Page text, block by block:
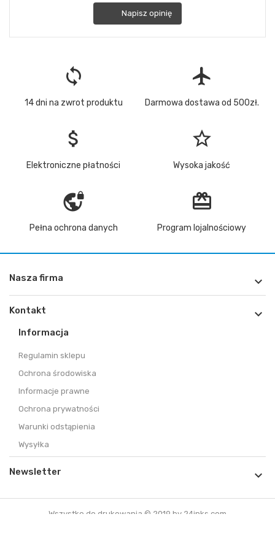
Napisz opinię
loop
14 dni na zwrot produktu
flight
Darmowa dostawa od 500zł.
attach_money
Elektroniczne płatności
star_border
Wysoka jakość
vpn_lock
Pełna ochrona danych
redeem
Program lojalnościowy
Nasza firma 
Kontakt 
Informacja
Regulamin sklepu
Ochrona środowiska
Informacje prawne
Ochrona prywatności
Warunki odstąpienia
Wysyłka
Newsletter 
Wszystko do drukowania © 2019 by 24inks.com